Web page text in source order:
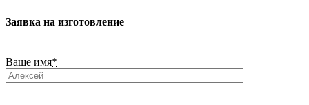
Заявка на изготовление
Ваше имя*